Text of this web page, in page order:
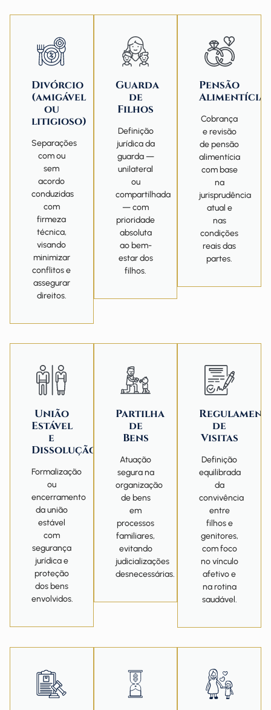
Divórcio
(amigável
ou
litigioso)
Separações
com ou
sem
acordo
conduzidas
com
firmeza
técnica,
visando
minimizar
conflitos e
assegurar
direitos.
Guarda
de
Filhos
Definição
jurídica da
guarda —
unilateral
ou
compartilhada
— com
prioridade
absoluta
ao bem-
estar dos
filhos.
Pensão
Alimentícia
Cobrança
e revisão
de pensão
alimentícia
com base
na
jurisprudência
atual e
nas
condições
reais das
partes.
União
Estável
e
Dissolução
Formalização
ou
encerramento
da união
estável
com
segurança
jurídica e
proteção
dos bens
envolvidos.
Partilha
de
Bens
Atuação
segura na
organização
de bens
em
processos
familiares,
evitando
judicializações
desnecessárias.
de
Visitas
Definição
equilibrada
da
convivência
entre
filhos e
genitores,
com foco
no vínculo
afetivo e
na rotina
saudável.